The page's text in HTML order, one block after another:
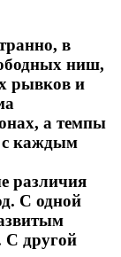
в
ниш,
рывков и
а темпы
с каждым
различия
С одной
С другой